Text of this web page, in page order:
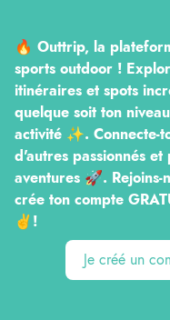
🔥 Outtrip, la
sports outdoor !
itinéraires et spots
quelque soit ton
activité ✨. Connecte-
d'autres passionnés
aventures 🚀. Rejoins-
crée ton compte
✌️!
Je créé un